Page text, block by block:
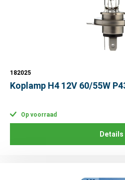
182025
Koplamp H4 12V 60/55W
Op voorraad
Details